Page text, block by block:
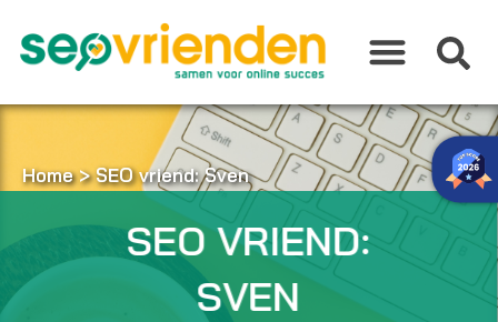
naar
inhoud
Home>SEO vriend: Sven
SEO VRIEND:
SVEN